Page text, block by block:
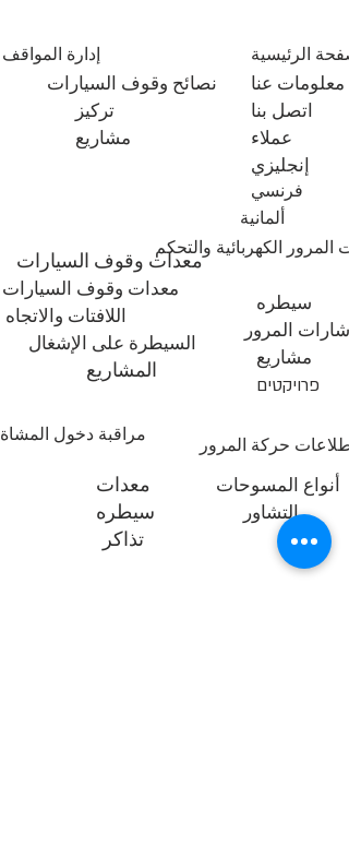
الرئيسية
معلومات عنا
اتصل بنا
عملاء
إنجليزي
فرنسي
ألمانية
إدارة المواقف
نصائح وقوف السيارات
تركيز
مشاريع
المرور الكهربائية والتحكم
سيطره
إشارات المرور
مشاريع
פרויקטים
معدات وقوف السيارات
معدات وقوف السيارات
اللافتات والاتجاه
السيطرة على الإشغال
المشاريع
حركة المرور
أنواع المسوحات
التشاور
مراقبة دخول المشاة
معدات
سيطره
تذاكر